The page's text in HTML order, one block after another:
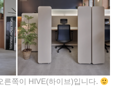
른쪽이 HIVE(하이브)입니다.